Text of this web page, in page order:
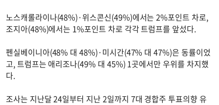
노스캐롤라이나(48%)·위스콘신(49%)에서는 2%포인트 차로,
조지아(48%)에서는 1%포인트 차로 각각 트럼프를 앞섰다.
펜실베이니아(48% 대 48%)·미시간(47% 대 47%)은 동률이었
고, 트럼프는 애리조나(49% 대 45%) 1곳에서만 우위를 차지했
다.
조사는 지난달 24일부터 지난 2일까지 7대 경합주 투표의향 유